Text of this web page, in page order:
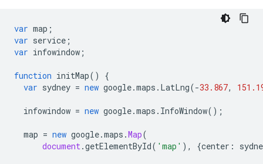
var map ;
var service ;
var infowindow ;
function initMap()
{
var sydney = new google.maps . LatLng(-33.867,
infowindow = new google.maps . InfoWindow();
map = new google.maps .Map(
document.getElementById( 'map' ), {center :